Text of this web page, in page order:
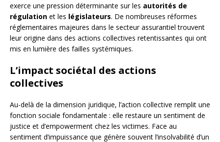
exerce une pression déterminante sur les autorités de
régulation et les législateurs. De nombreuses réformes
réglementaires majeures dans le secteur assurantiel trouvent
leur origine dans des actions collectives retentissantes qui ont
mis en lumière des failles systémiques.
L’impact sociétal des actions
collectives
Au-delà de la dimension juridique, l’action collective remplit une
fonction sociale fondamentale : elle restaure un sentiment de
justice et d’empowerment chez les victimes. Face au
sentiment d’impuissance que génère souvent l’insolvabilité d’un